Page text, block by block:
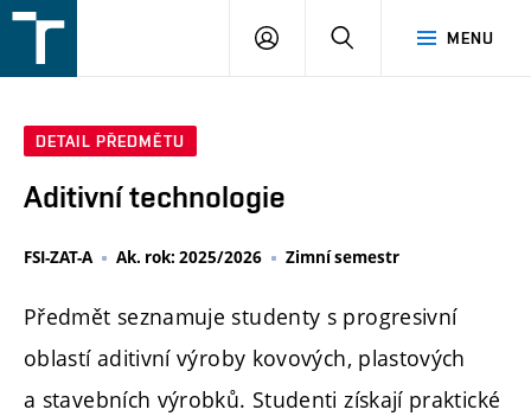
v
MENU
PŘIHLÁŠENÍ
DETAIL PŘEDMĚTU
Aditivní technologie
FSI-ZAT-A Ak. rok: 2025/2026 Zimní semestr
Předmět seznamuje studenty s progresivní
oblastí aditivní výroby kovových, plastových
a stavebních výrobků. Studenti získají praktické